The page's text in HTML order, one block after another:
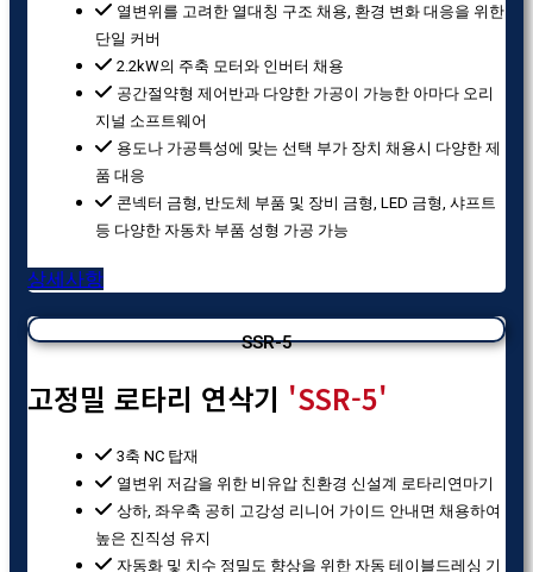
열변위를 고려한 열대칭 구조 채용, 환경 변화 대응을 위한
단일 커버
2.2kW의 주축 모터와 인버터 채용
공간절약형 제어반과 다양한 가공이 가능한 아마다 오리
지널 소프트웨어
용도나 가공특성에 맞는 선택 부가 장치 채용시 다양한 제
품 대응
콘넥터 금형, 반도체 부품 및 장비 금형, LED 금형, 샤프트
등 다양한 자동차 부품 성형 가공 가능
상세사항
SSR-5
고정밀 로타리 연삭기 'SSR-5'
3축 NC 탑재
열변위 저감을 위한 비유압 친환경 신설계 로타리연마기
상하, 좌우축 공히 고강성 리니어 가이드 안내면 채용하여
높은 진직성 유지
자동화 및 치수 정밀도 향상을 위한 자동 테이블드레싱 기